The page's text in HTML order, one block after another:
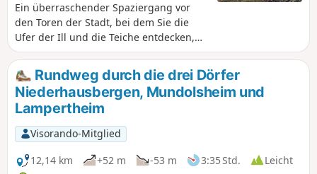
Ein überraschender Spaziergang vor
den Toren der Stadt, bei dem Sie die
Ufer der Ill und die Teiche entdecken,
die diesem städtischen Winkel einen
Hauch von Wildnis verleihen. Hier
begegnet man zahlreichen Vögeln
(kleinen Sperlingsvögeln, Gänsen und
Möwen), aber auch Spuren von Bibern.
Ein Spaziergang, der zu jeder Jahreszeit
leicht zu bewältigen ist, aber zweifellos
im Sommer und bei trockenem Wetter
am angenehmsten ist (die Wege sind
Rundweg durch die drei Dörfer
Niederhausbergen, Mundolsheim und
Lampertheim
Visorando-Mitglied
12,14 km
+52 m -53 m 3:35 Std.
Leicht